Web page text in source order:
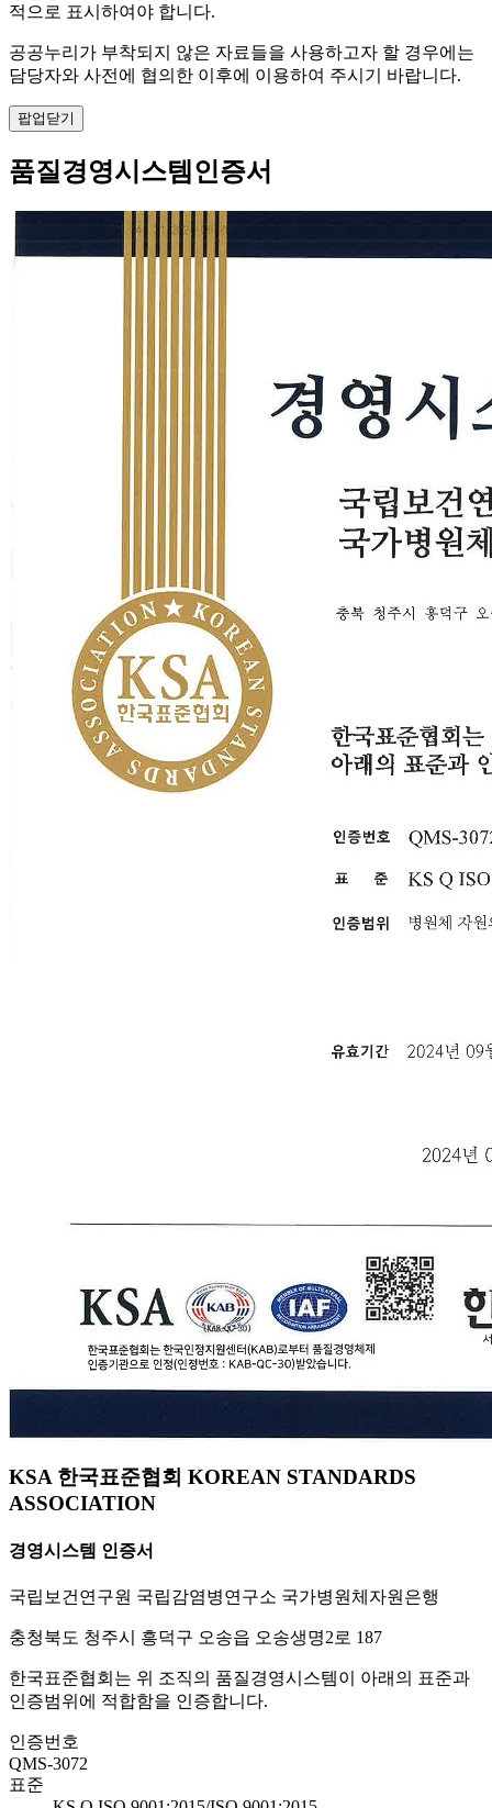
적으로 표시하여야 합니다.
공공누리가 부착되지 않은 자료들을 사용하고자 할 경우에는
담당자와 사전에 협의한 이후에 이용하여 주시기 바랍니다.
팝업닫기
품질경영시스템인증서
KSA 한국표준협회 KOREAN STANDARDS
ASSOCIATION
경영시스템 인증서
국립보건연구원 국립감염병연구소 국가병원체자원은행
충청북도 청주시 흥덕구 오송읍 오송생명2로 187
한국표준협회는 위 조직의 품질경영시스템이 아래의 표준과
인증범위에 적합함을 인증합니다.
인증번호
QMS-3072
표준